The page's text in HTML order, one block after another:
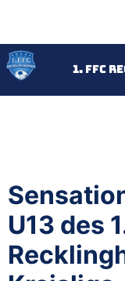
1. FFC
<
U13 des